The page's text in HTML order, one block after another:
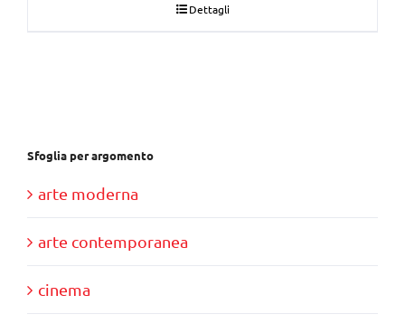
Dettagli
Sfoglia per argomento
arte moderna
arte contemporanea
cinema